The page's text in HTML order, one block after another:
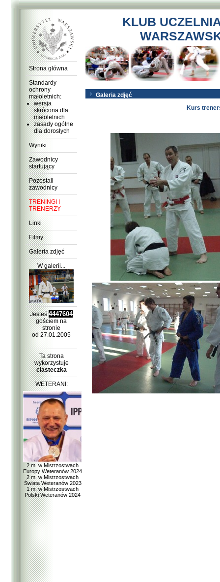
Strona główna
Standardy
ochrony
małoletnich:
wersja
skrócona dla
małoletnich
zasady ogólne
dla dorosłych
Wyniki
Zawodnicy
startujący
Pozostali
zawodnicy
TRENINGI I
TRENERZY
Linki
Filmy
Galeria zdjęć
W galerii...
Jesteś4447604
gościem na
stronie
od 27.01.2005
Ta strona
wykorzystuje
ciasteczka
WETERANI:
2 m. w Mistrzostwach
Europy Weteranów 2024
2 m. w Mistrzostwach
Świata Weteranów 2023
1 m. w Mistrzostwach
Polski Weteranów 2024
KLUB
Galeria zdjęć
Kurs